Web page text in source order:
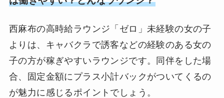
西麻布の高時給ラウンジ「ゼロ」未経験の女の子
よりは、キャバクラで誘客などの経験のある女の
子の方が稼ぎやすいラウンジです。同伴をした場
合、固定金額にプラス小計バックがついてくるの
が魅力に感じるポイントでしょう。